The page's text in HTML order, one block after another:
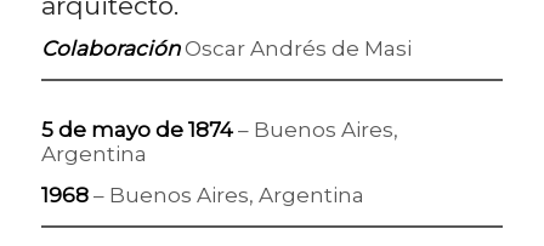
Colaboración Oscar Andrés de Masi
5 de mayo de 1874– Buenos Aires,
Argentina
1968– Buenos Aires, Argentina